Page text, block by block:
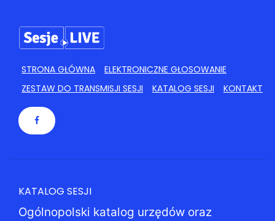
STRONA GŁÓWNA
ELEKTRONICZNE GŁOSOWANIE
ZESTAW DO TRANSMISJI SESJI
KATALOG SESJI KONTAKT
KATALOG SESJI
Ogólnopolski katalog urzędów oraz